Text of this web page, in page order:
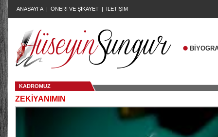
ANASAYFA | ÖNERİ VE ŞİKAYET | İLETİŞİM
KADROMUZ
ZEKİYANIMIN